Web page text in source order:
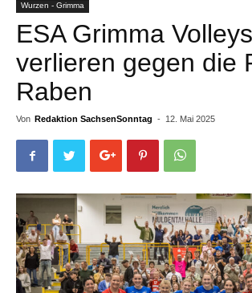
Wurzen - Grimma
ESA Grimma Volleys
verlieren gegen die
Raben
Von Redaktion SachsenSonntag - 12. Mai 2025